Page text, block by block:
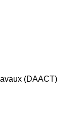
(DAACT)